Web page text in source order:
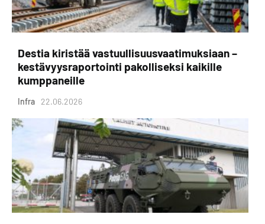
Destia kiristää vastuullisuusvaatimuksiaan –
kestävyysraportointi pakolliseksi kaikille
kumppaneille
Infra 22.06.2026